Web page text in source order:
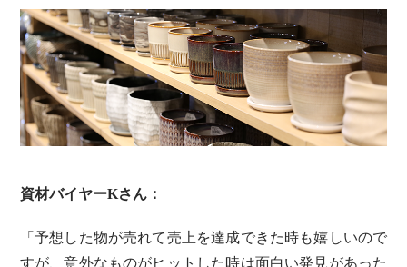
資材バイヤーKさん：
「予想した物が売れて売上を達成できた時も嬉しいので
すが、意外なものがヒットした時は面白い発見があった